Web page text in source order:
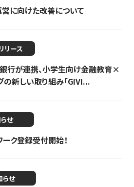
に向けた改善について
リース
行が連携、小学生向け金融教育×
の新しい取り組み「GIVI...
せ
ク登録受付開始！
らせ